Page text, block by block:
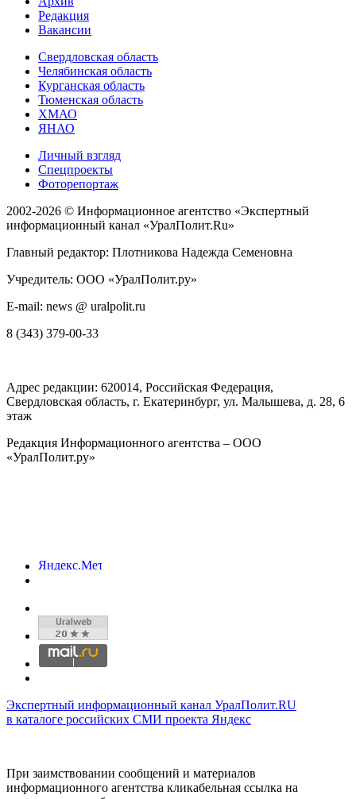
Редакция
Вакансии
Свердловская область
Челябинская область
Курганская область
Тюменская область
ХМАО
ЯНАО
Личный взгляд
Спецпроекты
Фоторепортаж
2002-2026 © Информационное агентство «Экспертный
информационный канал «УралПолит.Ru»
Главный редактор: Плотникова Надежда Семеновна
Учредитель: ООО «УралПолит.ру»
E-mail: news @ uralpolit.ru
8 (343) 379-00-33
Адрес редакции: 620014, Российская Федерация,
Свердловская область, г. Екатеринбург, ул. Малышева, д. 28, 6
этаж
Редакция Информационного агентства – ООО
«УралПолит.ру»
Экспертный информационный канал УралПолит.RU
в каталоге российских СМИ проекта Яндекс
При заимствовании сообщений и материалов
информационного агентства кликабельная ссылка на